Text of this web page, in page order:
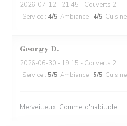
2026-07-12 - 21:45 - Couverts 2
Service : 4/5 Ambiance : 4/5 Cuisine
Georgy D
2026-06-30 - 19:15 - Couverts 2
Service : 5/5 Ambiance : 5/5 Cuisine
Merveilleux. Comme d'habitude!